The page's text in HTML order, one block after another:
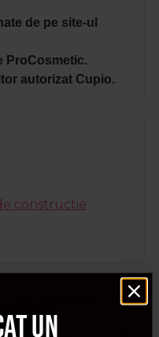
de pe site-ul
ProCosmetic.
autorizat Cupio.
constructie
un